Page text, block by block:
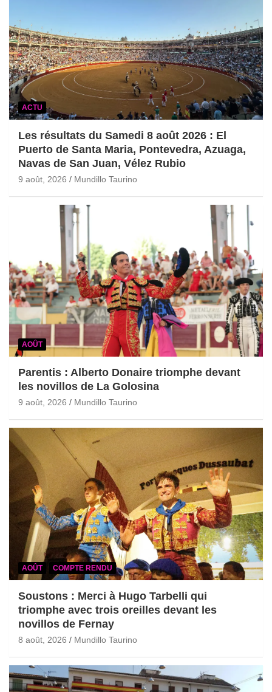
ACTU
Les résultats du Samedi 8 août 2026 : El
Puerto de Santa Maria, Pontevedra, Azuaga,
Navas de San Juan, Vélez Rubio
9 août, 2026 Mundillo Taurino
AOÛT
Parentis : Alberto Donaire triomphe devant
les novillos de La Golosina
9 août, 2026 Mundillo Taurino
AOÛT COMPTE RENDU
Soustons : Merci à Hugo Tarbelli qui
triomphe avec trois oreilles devant les
novillos de Fernay
8 août, 2026 Mundillo Taurino